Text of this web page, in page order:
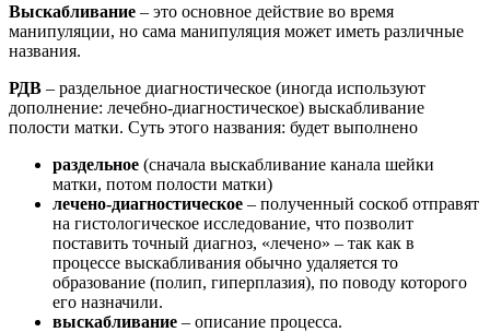
Выскабливание – это основное действие во время
манипуляции, но сама манипуляция может иметь различные
названия.
РДВ – раздельное диагностическое (иногда используют
дополнение: лечебно-диагностическое) выскабливание
полости матки. Суть этого названия: будет выполнено
раздельное (сначала выскабливание канала шейки
матки, потом полости матки)
лечено-диагностическое – полученный соскоб отправят
на гистологическое исследование, что позволит
поставить точный диагноз, «лечено» – так как в
процессе выскабливания обычно удаляется то
образование (полип, гиперплазия), по поводу которого
его назначили.
выскабливание – описание процесса.